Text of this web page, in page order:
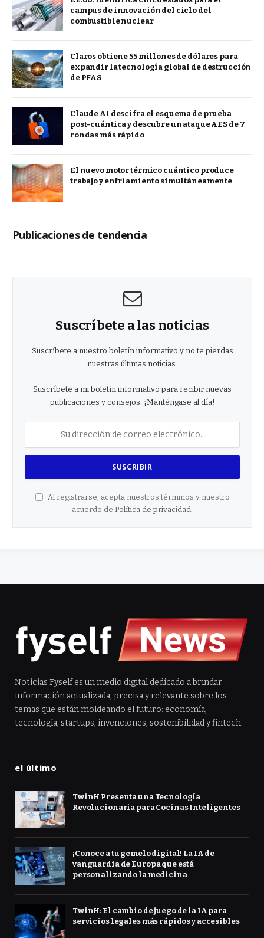
campus de innovación del ciclo del
combustible nuclear
Claros obtiene 55 millones de dólares para
expandir la tecnología global de destrucción
de PFAS
Claude AI descifra el esquema de prueba
post-cuántica y descubre un ataque AES de 7
rondas más rápido
El nuevo motor térmico cuántico produce
trabajo y enfriamiento simultáneamente
Publicaciones de tendencia
Suscríbete a las noticias
Suscríbete a nuestro boletín informativo y no te pierdas
nuestras últimas noticias.
Suscríbete a mi boletín informativo para recibir nuevas
publicaciones y consejos. ¡Manténgase al día!
Al registrarse, acepta nuestros términos y nuestro
acuerdo de Política de privacidad
Noticias Fyself es un medio digital dedicado a brindar
información actualizada, precisa y relevante sobre los
temas que están moldeando el futuro: economía,
tecnología, startups, invenciones, sostenibilidad y fintech.
el último
TwinH Presenta una Tecnología
Revolucionaria para Cocinas Inteligentes
¡Conoce a tu gemelo digital! La IA de
vanguardia de Europa que está
personalizando la medicina
TwinH: El cambio de juego de la IA para
servicios legales más rápidos y accesibles